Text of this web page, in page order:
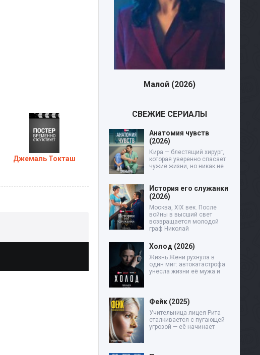
Джемаль Токташ
Малой (2026)
СВЕЖИЕ СЕРИАЛЫ
Анатомия чувств
(2026)
Кира — блестящий хирург,
которая уверенно спасает
чужие жизни, но никак не
История его служанки
(2026)
Москва, XIX век. После
войны в высший свет
возвращается молодой
граф Николай
Холод (2026)
Жизнь Жени рухнула в
один миг: автокатастрофа
унесла жизни её мужа и
Фейк (2025)
Учительница лицея Рита
сталкивается с пугающей
угрозой — её начинает